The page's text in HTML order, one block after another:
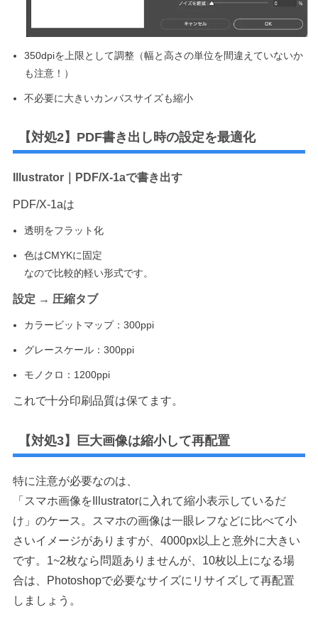
350dpiを上限として調整（幅と高さの単位を間違えていないか
も注意！）
不必要に大きいカンバスサイズも縮小
【対処2】PDF書き出し時の設定を最適化
Illustrator｜PDF/X-1aで書き出す
PDF/X-1aは
透明をフラット化
色はCMYKに固定
なので比較的軽い形式です。
設定 → 圧縮タブ
カラービットマップ：300ppi
グレースケール：300ppi
モノクロ：1200ppi
これで十分印刷品質は保てます。
【対処3】巨大画像は縮小して再配置
特に注意が必要なのは、
「スマホ画像をIllustratorに入れて縮小表示しているだ
け」のケース。スマホの画像は一眼レフなどに比べて小
さいイメージがありますが、4000px以上と意外に大きい
です。1~2枚なら問題ありませんが、10枚以上になる場
合は、Photoshopで必要なサイズにリサイズして再配置
しましょう。